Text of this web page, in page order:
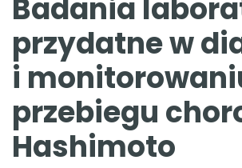
Badania
przydatne w
i
przebiegu
Hashimoto